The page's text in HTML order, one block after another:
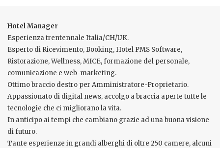
Hotel Manager
Esperienza trentennale Italia/CH/UK.
Esperto di Ricevimento, Booking, Hotel PMS Software,
Ristorazione, Wellness, MICE, formazione del personale,
comunicazione e web-marketing.
Ottimo braccio destro per Amministratore-Proprietario.
Appassionato di digital news, accolgo a braccia aperte tutte le
tecnologie che ci migliorano la vita.
In anticipo ai tempi che cambiano grazie ad una buona visione
di futuro.
Tante esperienze in grandi alberghi di oltre 250 camere, alcuni